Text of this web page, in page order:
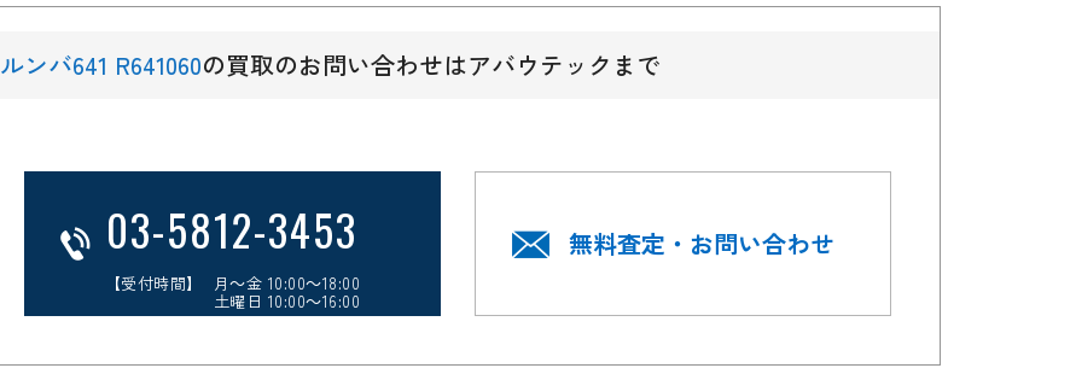
ルンバ641 R641060の買取のお問い合わせはアバウテックまで
03-5812-3453
【受付時間】 月～金 10:00～18:00
土曜日 10:00～16:00
無料査定・お問い合わせ